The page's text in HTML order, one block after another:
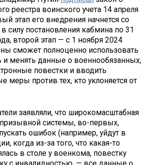
реестра воинского учета 14 апреля
этап его внедрения начнется со
силу постановления кабмина по 31
второй этап — с 1 ноября 2024
сможет полноценно использовать
и менять данные о военнообязанных,
повестки и вводить
меры против тех, кто уклоняется от
заявляли, что широкомасштабная
системы, во-первых,
ошибок (например, уйдут в
когда из-за того, что какая-то
в столе у военкома, повестку